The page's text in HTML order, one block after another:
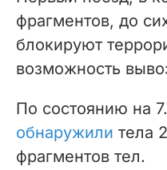
фрагментов, до
блокируют
возможность
По состоянию на
обнаружили тела
фрагментов тел.